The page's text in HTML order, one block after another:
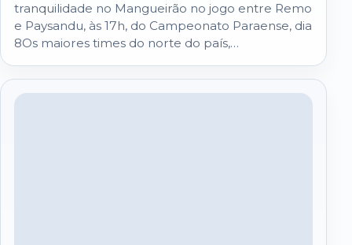
tranquilidade no Mangueirão no jogo entre Remo
e Paysandu, às 17h, do Campeonato Paraense, dia
8Os maiores times do norte do país,…